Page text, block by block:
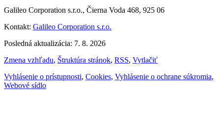
Galileo Corporation s.r.o., Čierna Voda 468, 925 06
Kontakt: Galileo Corporation s.r.o.
Posledná aktualizácia: 7. 8. 2026
Zmena vzhľadu, Štruktúra stránok, RSS, Vytlačiť
Vyhlásenie o prístupnosti, Cookies, Vyhlásenie o ochrane súkromia,
Webové sídlo